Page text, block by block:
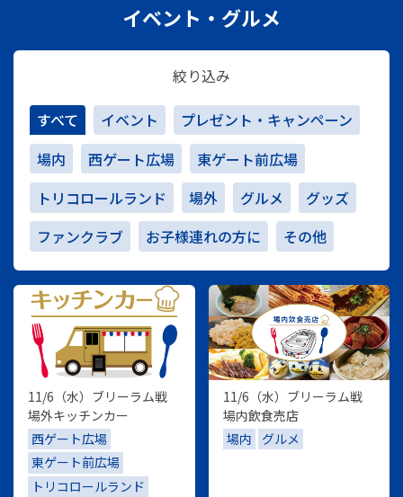
イベント・グルメ
絞り込み
すべて イベント
プレゼント・キャンペーン
場内
西ゲート広場
東ゲート前広場
トリコロールランド
場外 グルメ
グッズ
ファンクラブ
お子様連れの方に その他
11/6（水）ブリーラム戦
場外キッチンカー
西ゲート広場
東ゲート前広場
トリコロールランド
11/6（水）ブリーラム戦
場内飲食売店
場内
グルメ